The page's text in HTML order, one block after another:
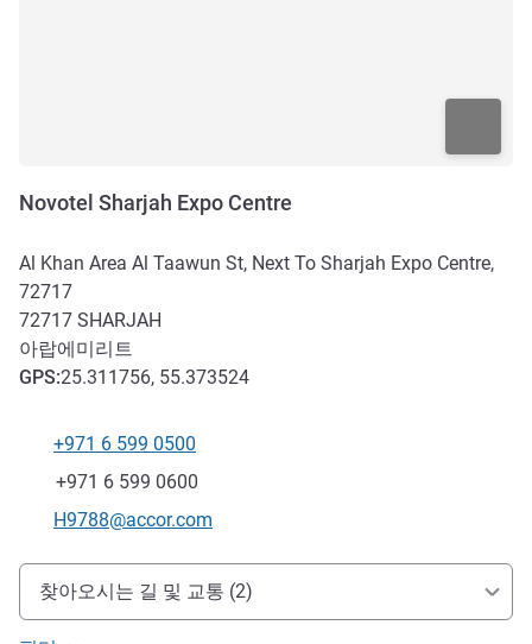
Novotel Sharjah Expo Centre
Al Khan Area Al Taawun St, Next To Sharjah Expo Centre,
72717
72717 SHARJAH
아랍에미리트
GPS:25.311756, 55.373524
전화
+971 6 599 0500
팩스
+971 6 599 0600
E-mail
H9788@accor.com
호텔 접근 및 교통
찾아오시는 길 및 교통 (2)